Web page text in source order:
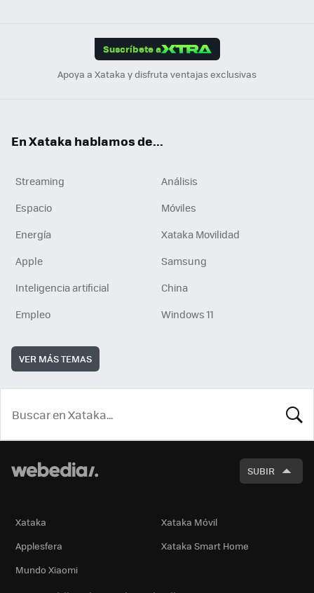
Suscríbete a
Apoya a Xataka y disfruta ventajas exclusivas
En Xataka hablamos de...
Streaming
Análisis
Espacio
Móviles
Energía
Xataka Movilidad
Apple
Samsung
Inteligencia artificial
China
Empleo
Windows 11
VER MÁS TEMAS
SUBIR
Xataka
Xataka Móvil
Applesfera
Xataka Smart Home
Mundo Xiaomi